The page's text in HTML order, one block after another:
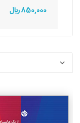
850,000 ريال